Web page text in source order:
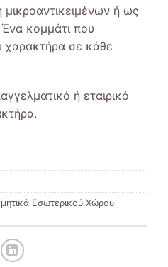
μικροαντικειμένων ή ως
Ένα κομμάτι που
χαρακτήρα σε κάθε
ή εταιρικό
Εσωτερικού Χώρου